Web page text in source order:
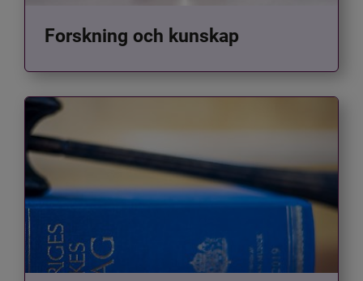
Forskning och kunskap